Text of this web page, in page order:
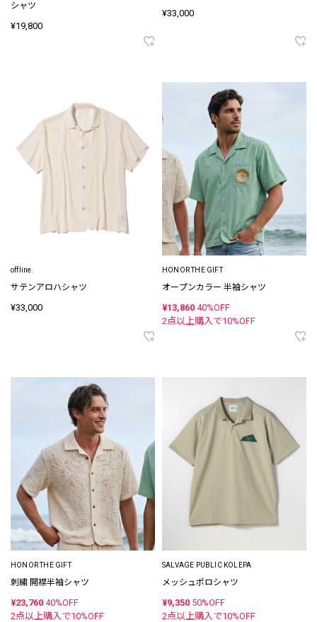
シャツ
¥19,800
¥33,000
offline.
サテンアロハシャツ
¥33,000
HONOR THE GIFT
オープンカラー 半袖シャツ
¥13,860 40%OFF
2点以上購入で10%OFF
HONOR THE GIFT
刺繍 開襟半袖シャツ
¥23,760 40%OFF
2点以上購入で10%OFF
SALVAGE PUBLIC KOLEPA
メッシュポロシャツ
¥9,350 50%OFF
2点以上購入で10%OFF